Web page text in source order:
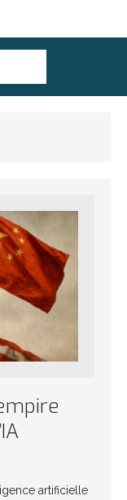
artificielle